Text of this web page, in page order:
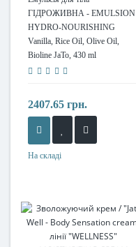
ГІДРОЖИВНА - EMULSION
HYDRO-NOURISHING
Vanilla, Rice Oil, Olive Oil,
Bioline JaTo, 430 ml
2407.65 грн.
На складі